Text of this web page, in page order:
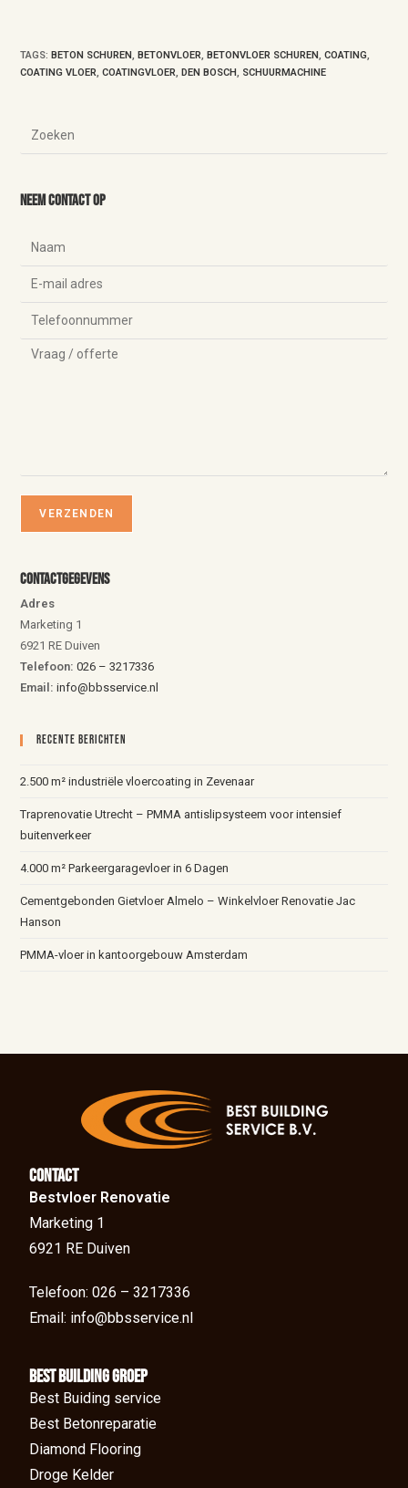
TAGS:BETON SCHUREN BETONVLOER BETONVLOER SCHUREN COATING
COATING VLOER COATINGVLOER DEN BOSCH SCHUURMACHINE
Neem contact op
Contactgegevens
Adres
Marketing 1
6921 RE Duiven
Telefoon:026 – 3217336
Email: info@bbsservice.nl
Recente Berichten
2.500 m² industriële vloercoating in Zevenaar
Traprenovatie Utrecht – PMMA antislipsysteem voor intensief
buitenverkeer
4.000 m² Parkeergaragevloer in 6 Dagen
Cementgebonden Gietvloer Almelo – Winkelvloer Renovatie Jac
Hanson
PMMA-vloer in kantoorgebouw Amsterdam
Contact
Bestvloer Renovatie
Marketing 1
6921 RE Duiven
Telefoon: 026 – 3217336
Email: info@bbsservice.nl
BEst Building groep
Best Buiding service
Best Betonreparatie
Diamond Flooring
Droge Kelder